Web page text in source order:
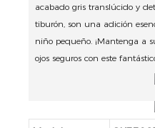
acabado gris translúcido y
tiburón, son una adición
niño pequeño. ¡Mantenga a
ojos seguros con este